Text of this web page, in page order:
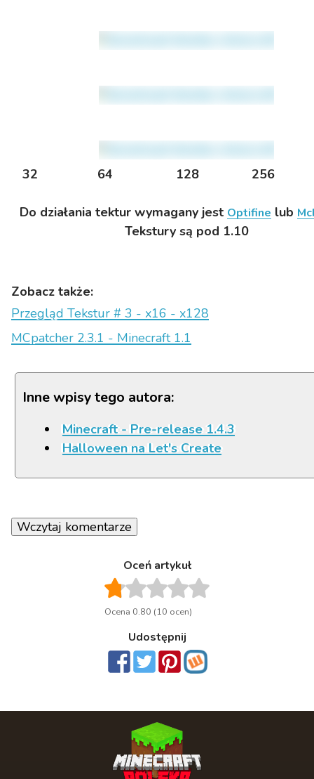
32 64 128 256
Do działania tektur wymagany jest Optifine lub
Tekstury są pod 1.10
Zobacz także:
Przegląd Tekstur # 3 - x16 - x128
MCpatcher 2.3.1 - Minecraft 1.1
Inne wpisy tego autora:
Minecraft - Pre-release 1.4.3
Halloween na Let's Create
Wczytaj komentarze
Oceń artykuł
Ocena 0.80 (10 ocen)
Udostępnij